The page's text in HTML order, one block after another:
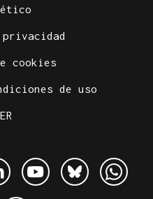
cookies
de uso